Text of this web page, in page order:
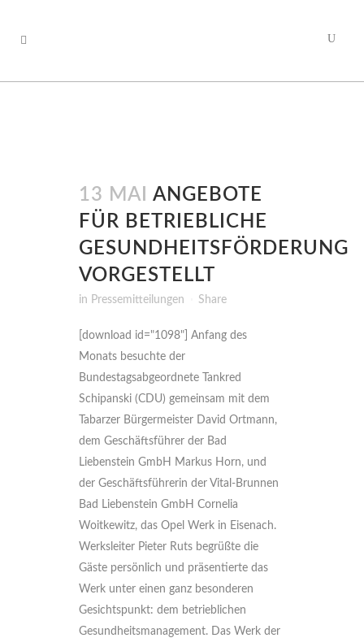
13 MAI
ANGEBOTE
FÜR BETRIEBLICHE
GESUNDHEITSFÖRDERUNG
VORGESTELLT
in Pressemitteilungen Share
[download id="1098"] Anfang des
Monats besuchte der
Bundestagsabgeordnete Tankred
Schipanski (CDU) gemeinsam mit dem
Tabarzer Bürgermeister David Ortmann,
dem Geschäftsführer der Bad
Liebenstein GmbH Markus Horn, und
der Geschäftsführerin der Vital-Brunnen
Bad Liebenstein GmbH Cornelia
Woitkewitz, das Opel Werk in Eisenach.
Werksleiter Pieter Ruts begrüßte die
Gäste persönlich und präsentierte das
Werk unter einen ganz besonderen
Gesichtspunkt: dem betrieblichen
Gesundheitsmanagement. Das Werk der